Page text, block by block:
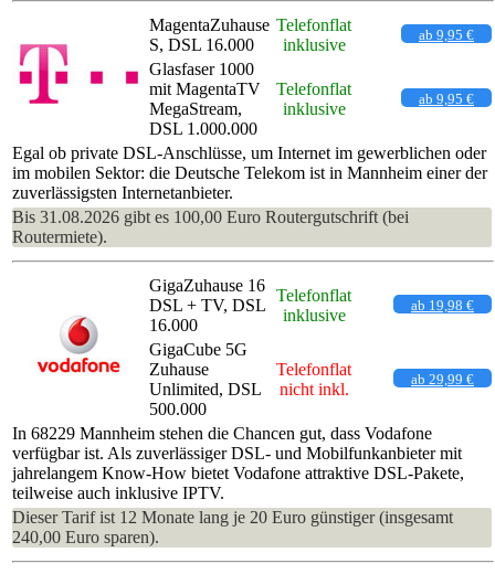
MagentaZuhause
S, DSL 16.000
Telefonflat
inklusive
ab 9,95 €
Glasfaser 1000
mit MagentaTV
MegaStream,
DSL 1.000.000
Telefonflat
inklusive
ab 9,95 €
Egal ob private DSL-Anschlüsse, um Internet im gewerblichen oder
im mobilen Sektor: die Deutsche Telekom ist in Mannheim einer der
zuverlässigsten Internetanbieter.
Bis 31.08.2026 gibt es 100,00 Euro Routergutschrift (bei
Routermiete).
GigaZuhause 16
DSL + TV, DSL
16.000
Telefonflat
inklusive
ab 19,98 €
GigaCube 5G
Zuhause
Unlimited, DSL
500.000
Telefonflat
nicht inkl.
ab 29,99 €
In 68229 Mannheim stehen die Chancen gut, dass Vodafone
verfügbar ist. Als zuverlässiger DSL- und Mobilfunkanbieter mit
jahrelangem Know-How bietet Vodafone attraktive DSL-Pakete,
teilweise auch inklusive IPTV.
Dieser Tarif ist 12 Monate lang je 20 Euro günstiger (insgesamt
240,00 Euro sparen).